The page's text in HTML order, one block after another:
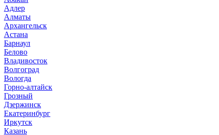
Адлер
Алматы
Архангельск
Астана
Барнаул
Белово
Владивосток
Волгоград
Вологда
Горно-алтайск
Грозный
Дзержинск
Екатеринбург
Иркутск
Казань